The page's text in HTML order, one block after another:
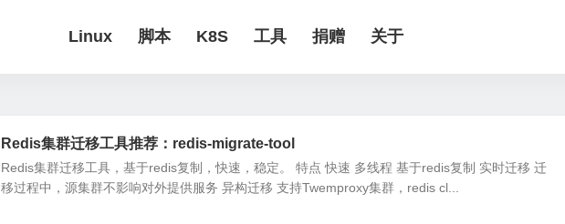
Linux 脚本 K8S 工具 捐赠 关于
Redis集群迁移工具推荐：redis-migrate-tool
Redis集群迁移工具，基于redis复制，快速，稳定。 特点 快速 多线程 基于redis复制 实时迁移 迁
移过程中，源集群不影响对外提供服务 异构迁移 支持Twemproxy集群，redis cl...